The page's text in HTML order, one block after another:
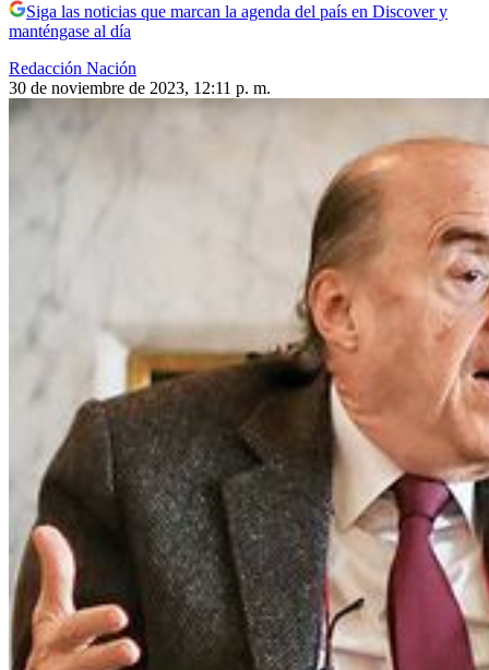
Siga las noticias que marcan la agenda del país en Discover y
manténgase al día
Redacción Nación
30 de noviembre de 2023, 12:11 p. m.